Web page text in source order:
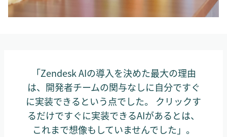
「Zendesk AIの導入を決めた最大の理由
は、開発者チームの関与なしに自分ですぐ
に実装できるという点でした。 クリックす
るだけですぐに実装できるAIがあるとは、
これまで想像もしていませんでした」。